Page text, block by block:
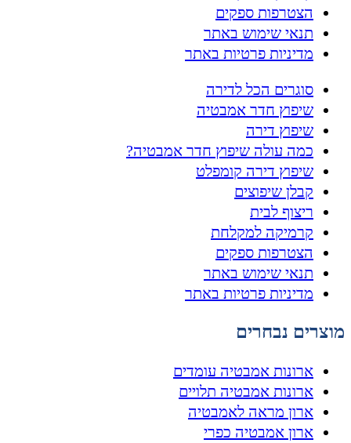
הצטרפות ספקים
תנאי שימוש באתר
מדיניות פרטיות באתר
סוגרים הכל לדירה
שיפוץ חדר אמבטיה
שיפוץ דירה
כמה עולה שיפוץ חדר אמבטיה?
שיפוץ דירה קומפלט
קבלן שיפוצים
ריצוף לבית
קרמיקה למקלחת
הצטרפות ספקים
תנאי שימוש באתר
מדיניות פרטיות באתר
מוצרים נבחרים
ארונות אמבטיה עומדים
ארונות אמבטיה תלויים
ארון מראה לאמבטיה
ארון אמבטיה כפרי